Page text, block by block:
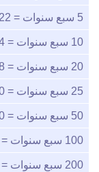
5 سبع سنوات =
10 سبع سنوات =
20 سبع سنوات =
25 سبع سنوات =
50 سبع سنوات =
100 سبع سنوات =
200 سبع سنوات =